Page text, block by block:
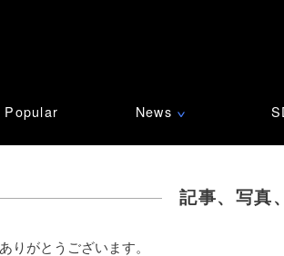
Popular News ∨
記事、写真
りがとうございます。